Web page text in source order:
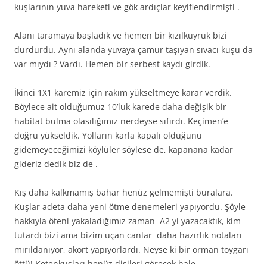
kuşlarının yuva hareketi ve gök ardıçlar keyiflendirmişti .
Alanı taramaya başladık ve hemen bir kızılkuyruk bizi
durdurdu. Aynı alanda yuvaya çamur taşıyan sıvacı kuşu da
var mıydı ? Vardı. Hemen bir serbest kaydı girdik.
İkinci 1X1 karemiz için rakım yükseltmeye karar verdik.
Böylece ait olduğumuz 10’luk karede daha değişik bir
habitat bulma olasılığımız nerdeyse sıfırdı. Keçimen’e
doğru yükseldik. Yolların karla kapalı olduğunu
gidemeyeceğimizi köylüler söylese de, kapanana kadar
gideriz dedik biz de .
Kış daha kalkmamış bahar henüz gelmemişti buralara.
Kuşlar adeta daha yeni ötme denemeleri yapıyordu. Şöyle
hakkıyla öteni yakaladığımız zaman A2 yi yazacaktık, kim
tutardı bizi ama bizim uçan canlar daha hazırlık notaları
mırıldanıyor, akort yapıyorlardı. Neyse ki bir orman toygarı